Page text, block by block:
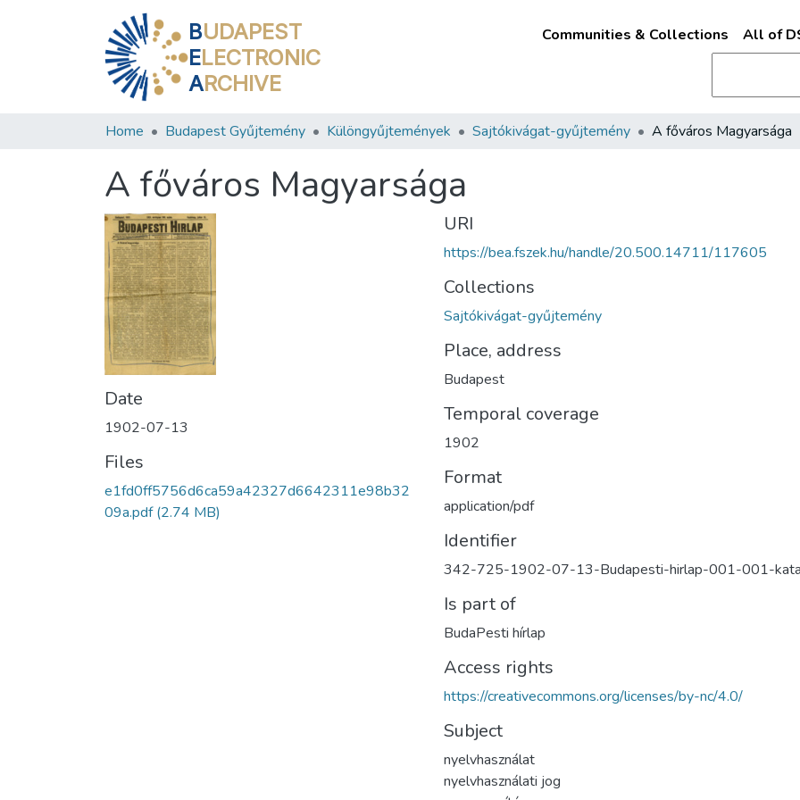
BUDAPEST
ELECTRONIC
ARCHIVE
Communities & Collections All of
Home Budapest Gyűjtemény Különgyűjtemények Sajtókivágat-gyűjtemény A főváros Magyarsága
A főváros Magyarsága
Date
1902-07-13
Files
e1fd0ff5756d6ca59a42327d6642311e98b32
09a.pdf(2.74 MB)
URI
https://bea.fszek.hu/handle/20.500.14711/117605
Collections
Sajtókivágat-gyűjtemény
Place, address
Budapest
Temporal coverage
1902
Format
application/pdf
Identifier
342-725-1902-07-13-Budapesti-hirlap-001-001-
Is part of
BudaPesti hírlap
Access rights
https://creativecommons.org/licenses/by-nc/4.0/
Subject
nyelvhasználat
nyelvhasználati jog